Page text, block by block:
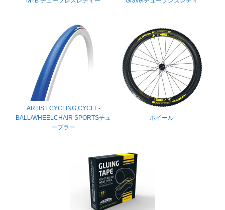
ARTIST CYCLING,CYCLE-
BALL/WHEELCHAIR SPORTSチュ
ーブラー
ホイール